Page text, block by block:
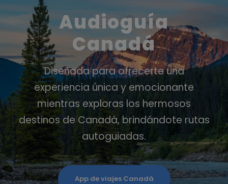
Audioguía
Canadá
Diseñada para ofrecerte una
experiencia única y emocionante
mientras exploras los hermosos
destinos de Canadá, brindándote rutas
autoguiadas.
App de viajes Canadá